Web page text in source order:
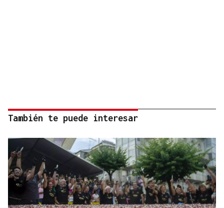
También te puede interesar